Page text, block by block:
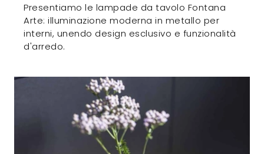
Presentiamo le lampade da tavolo Fontana
Arte: illuminazione moderna in metallo per
interni, unendo design esclusivo e funzionalità
d'arredo.